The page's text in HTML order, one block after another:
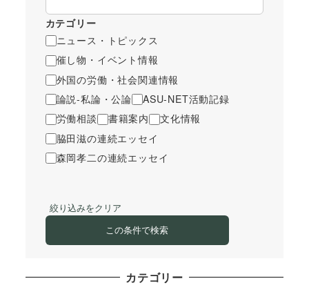
カテゴリー
ニュース・トピックス
催し物・イベント情報
外国の労働・社会関連情報
論説-私論・公論
ASU-NET活動記録
労働相談
書籍案内
文化情報
脇田滋の連続エッセイ
森岡孝二の連続エッセイ
絞り込みをクリア
この条件で検索
カテゴリー